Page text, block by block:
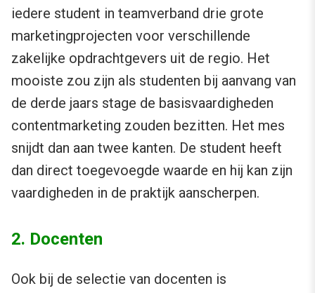
iedere student in teamverband drie grote
marketingprojecten voor verschillende
zakelijke opdrachtgevers uit de regio. Het
mooiste zou zijn als studenten bij aanvang van
de derde jaars stage de basisvaardigheden
contentmarketing zouden bezitten. Het mes
snijdt dan aan twee kanten. De student heeft
dan direct toegevoegde waarde en hij kan zijn
vaardigheden in de praktijk aanscherpen.
2. Docenten
Ook bij de selectie van docenten is